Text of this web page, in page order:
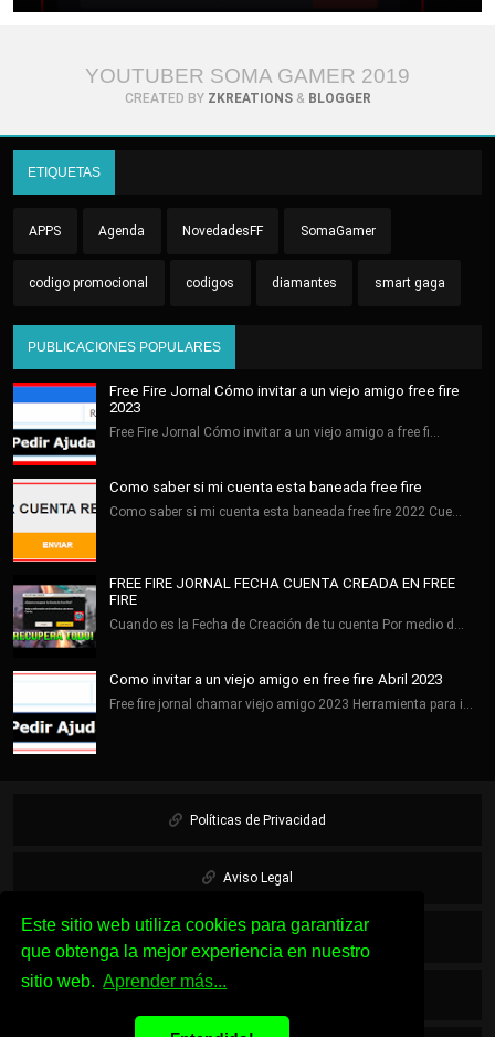
Este sitio web utiliza cookies para garantizar
que obtenga la mejor experiencia en nuestro
sitio web. Aprender más...
YOUTUBER SOMA GAMER 2019
CREATED BY ZKREATIONS& BLOGGER
ETIQUETAS
APPS Agenda NovedadesFF SomaGamer
codigo promocional codigos diamantes smart gaga
PUBLICACIONES POPULARES
Free Fire Jornal Cómo invitar a un viejo amigo free fire
2023
Free Fire Jornal Cómo invitar a un viejo amigo a free fi…
Como saber si mi cuenta esta baneada free fire
Como saber si mi cuenta esta baneada free fire 2022 Cue…
FREE FIRE JORNAL FECHA CUENTA CREADA EN FREE
FIRE
Cuando es la Fecha de Creación de tu cuenta Por medio d…
Como invitar a un viejo amigo en free fire Abril 2023
Free fire jornal chamar viejo amigo 2023 Herramienta para i…
Políticas de Privacidad
Aviso Legal
Cookies